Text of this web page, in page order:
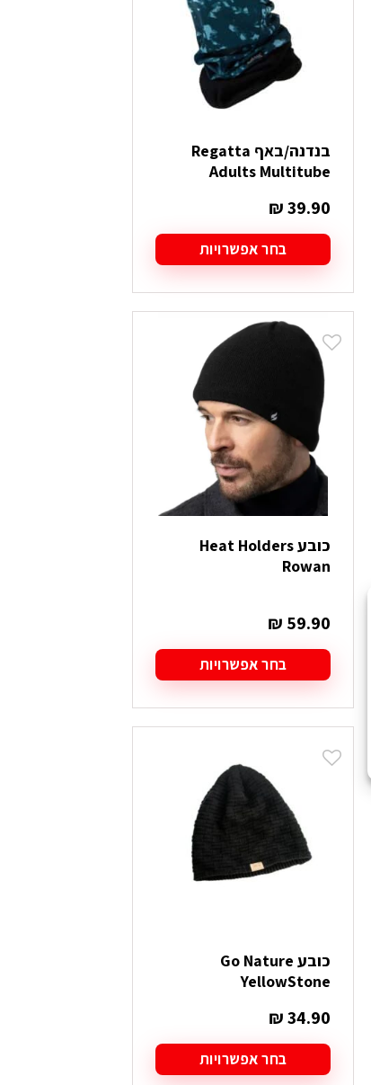
האפשרויות
בעמוד
בנדנה/באף Regatta
Adults Multitube
₪39.90
בחר אפשרויות
למוצר
זה
יש
מספר
סוגים.
ניתן
לבחור
את
האפשרויות
בעמוד
המוצר
כובע Heat Holders
Rowan
₪ 59.90
בחר אפשרויות
למוצר
זה
יש
מספר
לבחור
האפשרויות
כובע Go Nature
YellowStone
₪34.90
בחר אפשרויות